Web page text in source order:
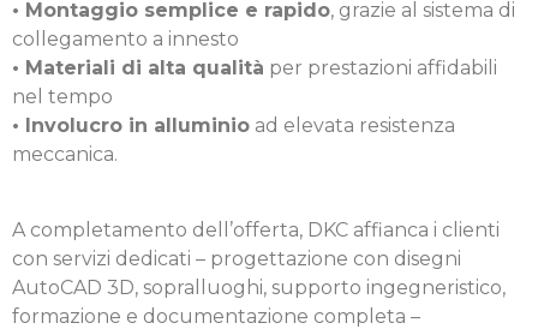
• Montaggio semplice e rapido, grazie al sistema di
collegamento a innesto
• Materiali di alta qualità per prestazioni affidabili
nel tempo
• Involucro in alluminio ad elevata resistenza
meccanica.
A completamento dell’offerta, DKC affianca i clienti
con servizi dedicati – progettazione con disegni
AutoCAD 3D, sopralluoghi, supporto ingegneristico,
formazione e documentazione completa –